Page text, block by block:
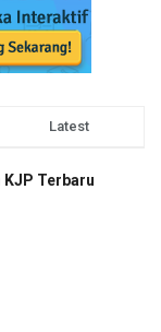
Latest
KJP Terbaru